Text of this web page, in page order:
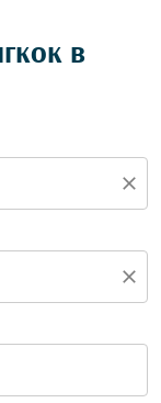
в
close
close